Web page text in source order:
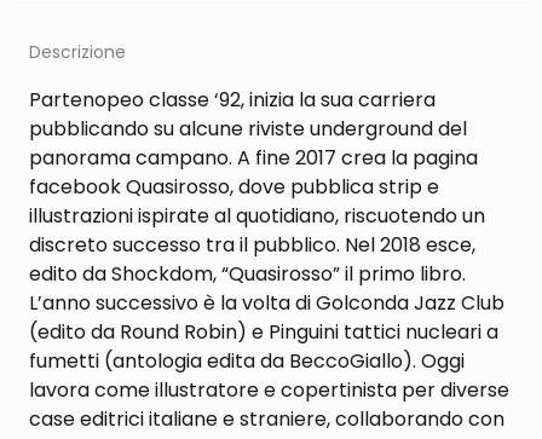
Descrizione
Partenopeo classe ‘92, inizia la sua carriera
pubblicando su alcune riviste underground del
panorama campano. A fine 2017 crea la pagina
facebook Quasirosso, dove pubblica strip e
illustrazioni ispirate al quotidiano, riscuotendo un
discreto successo tra il pubblico. Nel 2018 esce,
edito da Shockdom, “Quasirosso” il primo libro.
L’anno successivo è la volta di Golconda Jazz Club
(edito da Round Robin) e Pinguini tattici nucleari a
fumetti (antologia edita da BeccoGiallo). Oggi
lavora come illustratore e copertinista per diverse
case editrici italiane e straniere, collaborando con